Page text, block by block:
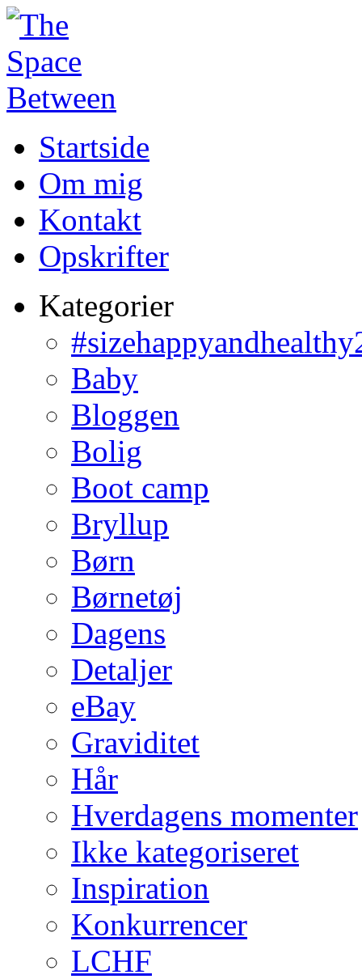
Startside
Om mig
Kontakt
Opskrifter
Kategorier
Baby
Bloggen
Bolig
Boot camp
Bryllup
Børn
Børnetøj
Dagens
Detaljer
eBay
Graviditet
Hår
Hverdagens momenter
Ikke kategoriseret
Inspiration
Konkurrencer
LCHF